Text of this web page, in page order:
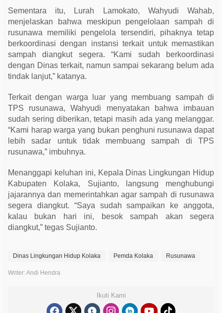
Sementara itu, Lurah Lamokato, Wahyudi Wahab,
menjelaskan bahwa meskipun pengelolaan sampah di
rusunawa memiliki pengelola tersendiri, pihaknya tetap
berkoordinasi dengan instansi terkait untuk memastikan
sampah diangkut segera. “Kami sudah berkoordinasi
dengan Dinas terkait, namun sampai sekarang belum ada
tindak lanjut,” katanya.
Terkait dengan warga luar yang membuang sampah di
TPS rusunawa, Wahyudi menyatakan bahwa imbauan
sudah sering diberikan, tetapi masih ada yang melanggar.
“Kami harap warga yang bukan penghuni rusunawa dapat
lebih sadar untuk tidak membuang sampah di TPS
rusunawa,” imbuhnya.
Menanggapi keluhan ini, Kepala Dinas Lingkungan Hidup
Kabupaten Kolaka, Sujianto, langsung menghubungi
jajarannya dan memerintahkan agar sampah di rusunawa
segera diangkut. “Saya sudah sampaikan ke anggota,
kalau bukan hari ini, besok sampah akan segera
diangkut,” tegas Sujianto.
Dinas Lingkungan Hidup Kolaka Pemda Kolaka Rusunawa
Writer: Andi Hendra
Ikuti Kami